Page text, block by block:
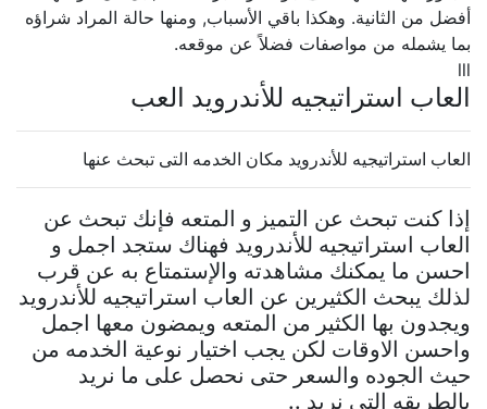
أفضل من الثانية. وهكذا باقي الأسباب, ومنها حالة المراد شراؤه
بما يشمله من مواصفات فضلاً عن موقعه.
العاب استراتيجيه للأندرويد العب
العاب استراتيجيه للأندرويد مكان الخدمه التى تبحث عنها
إذا كنت تبحث عن التميز و المتعه فإنك تبحث عن
العاب استراتيجيه للأندرويد فهناك ستجد اجمل و
احسن ما يمكنك مشاهدته والإستمتاع به عن قرب
لذلك يبحث الكثيرين عن العاب استراتيجيه للأندرويد
ويجدون بها الكثير من المتعه ويمضون معها اجمل
واحسن الاوقات لكن يجب اختيار نوعية الخدمه من
حيث الجوده والسعر حتى نحصل على ما نريد
بالطريقه التى نريد ..